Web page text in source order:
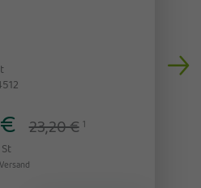
23,20 € 1